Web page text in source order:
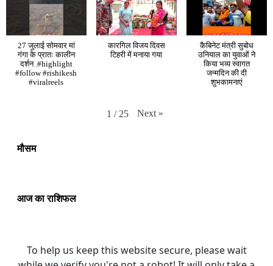
27 जुलाई सोमवार मां
गंगा के प्रातः कालीन
दर्शन .#highlight
#follow #rishikesh
#viralreels
कारगिल विजय दिवस
टिहरी में मनाया गया
कैबिनेट मंत्री सुबोध
उनियाल का युवाओं ने
किया भव्य स्वागत
जन्मदिन की दी
शुभकामनाएं
1 / 25 Next »
मौसम
आज का राशिफल